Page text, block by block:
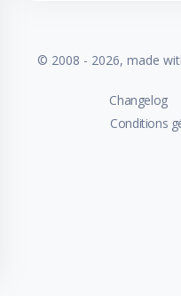
© 2008 - 2026, made
Changelog
Conditions